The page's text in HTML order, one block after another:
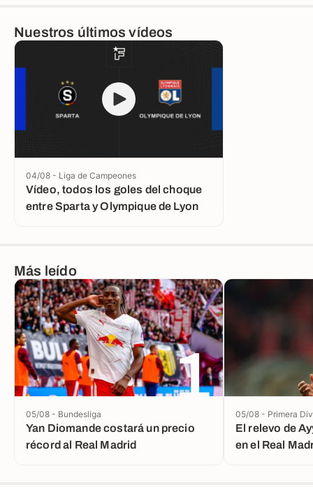
Nuestros últimos vídeos
Vídeo, todos los goles del choque
entre Sparta y Olympique de Lyon
04/08 - Liga de Campeones
Más leído
1
Yan Diomande costará un precio
récord al Real Madrid
05/08 - Bundesliga
El relevo de
en el Real
05/08 - Primera